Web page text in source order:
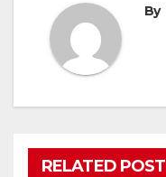
viết
By
RELATED POST